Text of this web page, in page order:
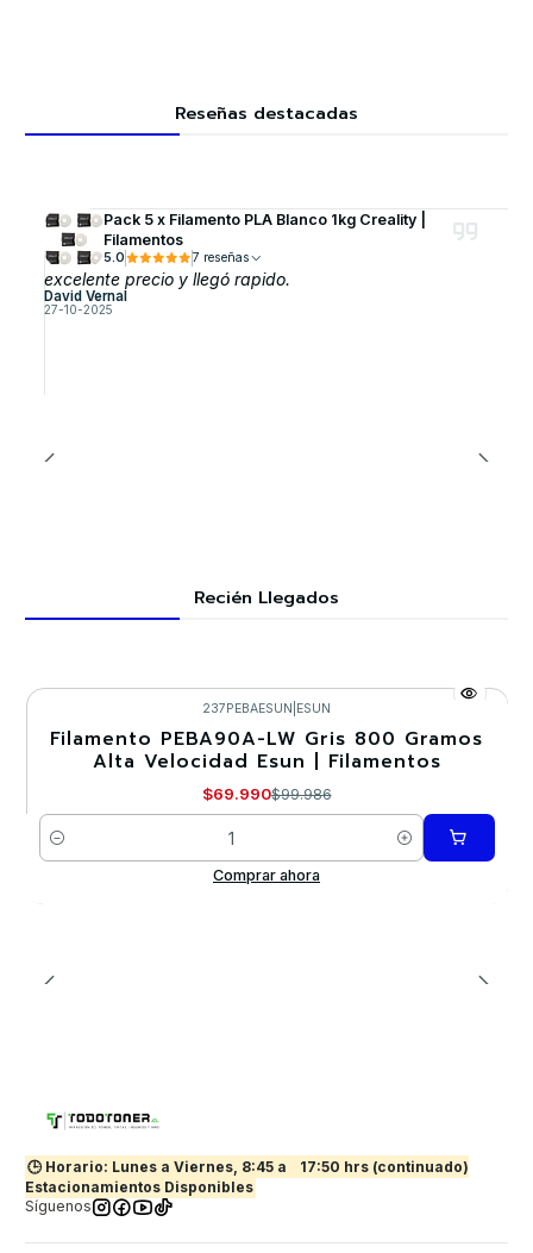
Reseñas destacadas
Pack 5 x Filamento PLA Blanco 1kg Creality |
Filamentos
5.0 7 reseñas
excelente precio y llegó rapido.
David Vernal
27-10-2025
Recién Llegados
-30%
237PEBAESUN ESUN
Filamento PEBA90A-LW Gris 800 Gramos
Alta Velocidad Esun | Filamentos
$69.990$99.986
Cantidad
Comprar ahora
🕒 Horario: Lunes a Viernes, 8:45 a
17:50 hrs (continuado)
Estacionamientos Disponibles
Síguenos